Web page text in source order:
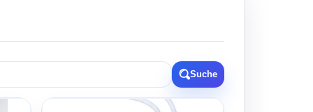
Suche